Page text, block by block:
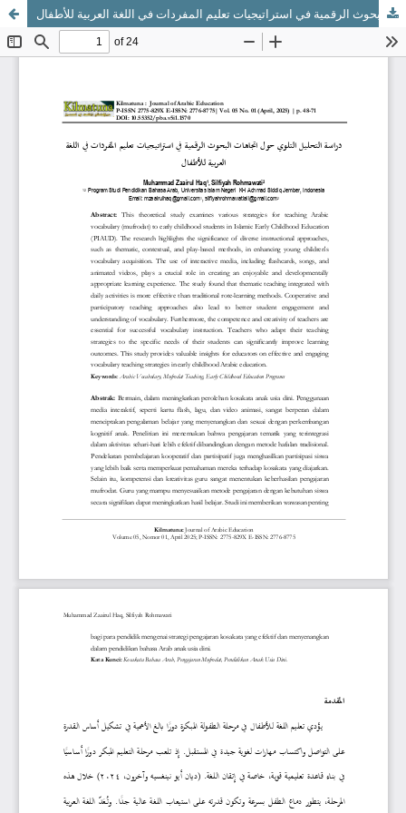
دراسة التحليل التلوي حول اتجاهات البحوث الرقمية في استراتيجيات تعليم المفردات في اللغة العربية للأطفال